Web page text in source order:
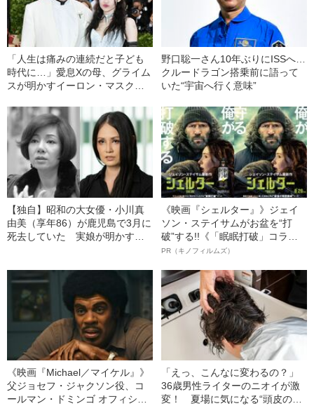
「人生は痛みの連続だと子ども
時代に…」愛息Xの母、グライム
スが明かすイーロン・マスク
野口聡一さん10年ぶりにISSへ…
クルードラゴン搭乗前に語って
いた“宇宙へ行く意味”
【独自】昭和の大女優・小川真
由美（享年86）が鹿児島で3月に
死去していた 実娘が明かす
《映画『シェルター』》ジェイ
ソン・ステイサムがお盆を“打
破”する!!《「眠眠打破」コラ
ボ》
PR（キノフィルムズ）
《映画『Michael／マイケル』》
父ジョセフ・ジャクソン役、コ
ールマン・ドミンゴ オフィシャ
「えっ、こんなに変わるの？」
36歳男性ライターのニオイが激
変！ 夏場に気になる“頭皮のニ